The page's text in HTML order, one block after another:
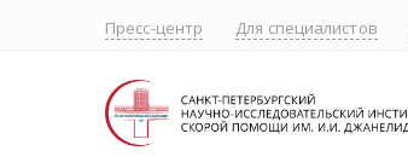
Пресс-центр Для специалистов